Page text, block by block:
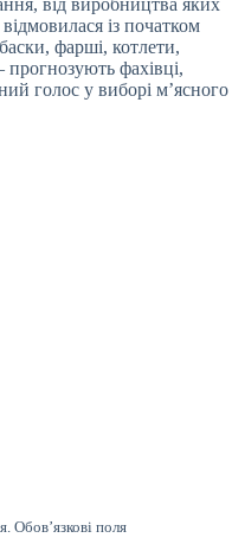
від виробництва яких
із початком
фарші, котлети,
прогнозують фахівці,
голос у виборі м’ясного
Обов’язкові поля